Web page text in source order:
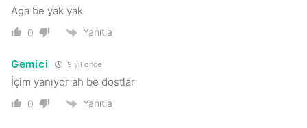
Aga be yak yak
0 Yanıtla
Gemici 9 yıl önce
İçim yanıyor ah be dostlar
0 Yanıtla